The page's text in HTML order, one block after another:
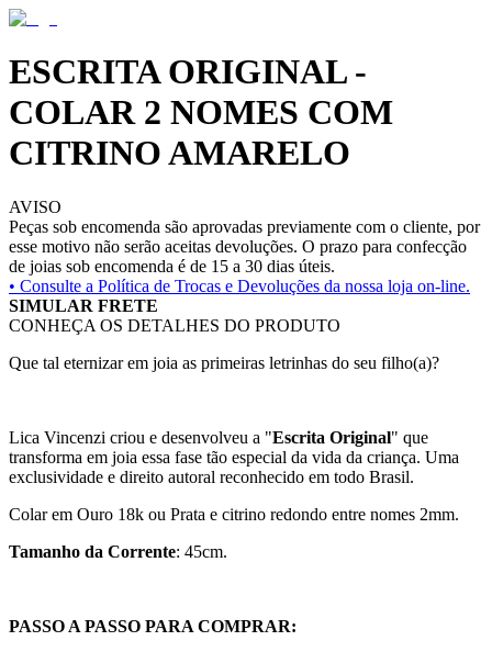
ESCRITA ORIGINAL -
COLAR 2 NOMES COM
CITRINO AMARELO
AVISO
Peças sob encomenda são aprovadas previamente com o cliente, por
esse motivo não serão aceitas devoluções. O prazo para confecção
de joias sob encomenda é de 15 a 30 dias úteis.
• Consulte a Política de Trocas e Devoluções da nossa loja on-line.
SIMULAR FRETE
CONHEÇA OS DETALHES DO PRODUTO
Que tal eternizar em joia as primeiras letrinhas do seu filho(a)?
Lica Vincenzi criou e desenvolveu a "Escrita Original" que
transforma em joia essa fase tão especial da vida da criança. Uma
exclusividade e direito autoral reconhecido em todo Brasil.
Colar em Ouro 18k ou Prata e citrino redondo entre nomes 2mm.
Tamanho da Corrente: 45cm.
PASSO A PASSO PARA COMPRAR: